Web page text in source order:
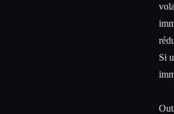
Si